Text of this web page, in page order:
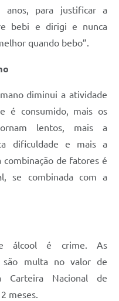
anos, para justificar a
bebi e dirigi e nunca
quando bebo”.
diminui a atividade
é consumido, mais os
lentos, mais a
dificuldade e mais a
combinação de fatores é
se combinada com a
álcool é crime. As
são multa no valor de
Carteira Nacional de
meses.